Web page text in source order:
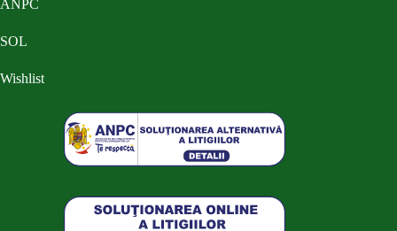
ANPC
SOL
Wishlist